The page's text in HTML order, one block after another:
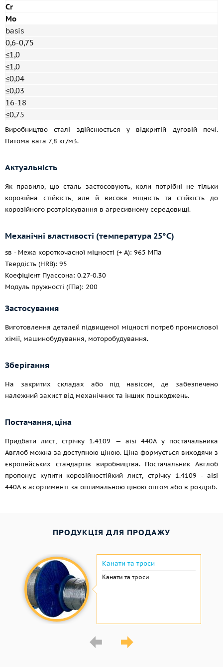
Cr
Mo
basis
0,6-0,75
≤1,0
≤1,0
≤0,04
≤0,03
16-18
≤0,75
Виробництво сталі здійснюється у відкритій дуговій печі.
Питома вага 7,8 кг/м3.
Актуальність
Як правило, цю сталь застосовують, коли потрібні не тільки
корозійна стійкість, але й висока міцність та стійкість до
корозійного розтріскування в агресивному середовищі.
Механічні властивості (температура 25°С)
sв - Межа короткочасної міцності (+ A): 965 МПа
Твердість (HRB): 95
Коефіцієнт Пуассона: 0.27-0.30
Модуль пружності (ГПа): 200
Застосування
Виготовлення деталей підвищеної міцності потреб промислової
хімії, машинобудування, моторобудування.
Зберігання
На закритих складах або під навісом, де забезпечено
належний захист від механічних та інших пошкоджень.
Постачання, ціна
Придбати лист, стрічку 1.4109 — aisi 440A у постачальника
Авглоб можна за доступною ціною. Ціна формується виходячи з
європейських стандартів виробництва. Постачальник Авглоб
пропонує купити корозійностійкий лист, стрічку 1.4109 - aisi
440A в асортименті за оптимальною ціною оптом або в роздріб.
ПРОДУКЦІЯ ДЛЯ ПРОДАЖУ
Канати та троси
Канати та троси